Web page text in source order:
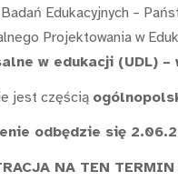
Edukacyjnych –
Projektowania w
w edukacji (UDL) –
jest częścią
odbędzie się
NA TEN